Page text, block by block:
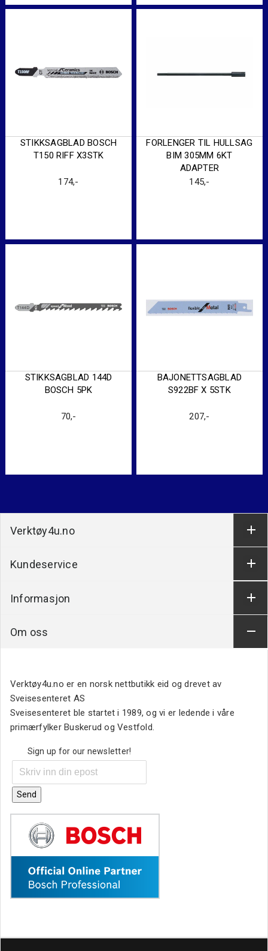
STIKKSAGBLAD BOSCH
T150 RIFF X3STK
174,-
FORLENGER TIL HULLSAG
BIM 305MM 6KT
ADAPTER
145,-
STIKKSAGBLAD 144D
BOSCH 5PK
70,-
BAJONETTSAGBLAD
S922BF X 5STK
207,-
Verktøy4u.no
Kundeservice
Informasjon
Om oss
Verktøy4u.no er en norsk nettbutikk eid og drevet av
Sveisesenteret AS
Sveisesenteret ble startet i 1989, og vi er ledende i våre
primærfylker Buskerud og Vestfold.
Sign up for our newsletter!
Send